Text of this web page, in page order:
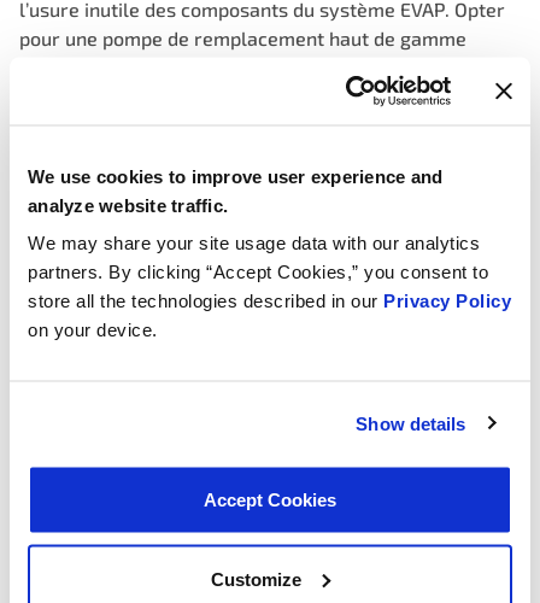
We use cookies to improve user experience and
analyze website traffic.
We may share your site usage data with our analytics
partners. By clicking “Accept Cookies,” you consent to
store all the technologies described in our Privacy Policy
on your device.
Show details
Accept Cookies
Customize
l’usure inutile des composants du système EVAP. Opter
pour une pompe de remplacement haut de gamme
fonctionnalité du système et assure le bon
Consistent, precise vacuum, ensuring accurate
identification of leaks for enhanced vehicle
performance, fewer false fails
Stable monitor feedback using integrated sensors that
continuously monitor pressure levels, allowing for
immediate detection of any leaks or malfunctions
trigger leak detection switch accurately
Cycle life tested beyond OEM service intervals — motor
and diaphragm assembly validated to exceed original
premature re-failure